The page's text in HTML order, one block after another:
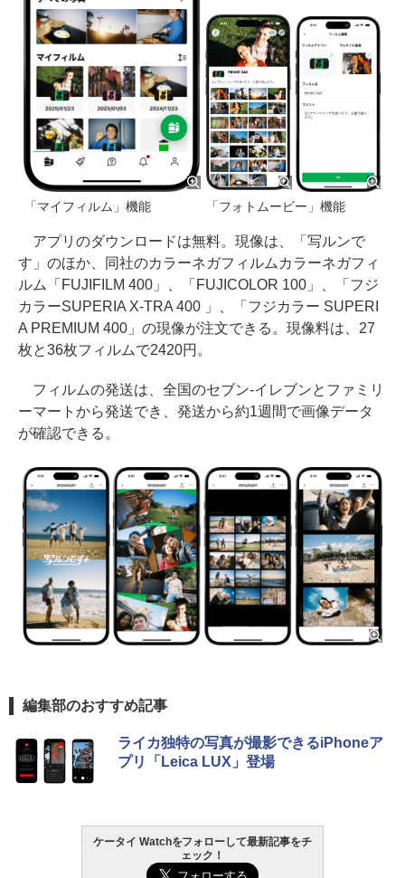
「マイフィルム」機能 「フォトムービー」機能
アプリのダウンロードは無料。現像は、「写ルンで
す」のほか、同社のカラーネガフィルムカラーネガフィ
ルム「FUJIFILM 400」、「FUJICOLOR 100」、「フジ
カラーSUPERIA X-TRA 400 」、「フジカラー SUPERI
A PREMIUM 400」の現像が注文できる。現像料は、27
枚と36枚フィルムで2420円。
フィルムの発送は、全国のセブン-イレブンとファミリ
ーマートから発送でき、発送から約1週間で画像データ
が確認できる。
編集部のおすすめ記事
ライカ独特の写真が撮影できるiPhoneア
プリ「Leica LUX」登場
ケータイ Watchをフォローして最新記事をチ
ェック！